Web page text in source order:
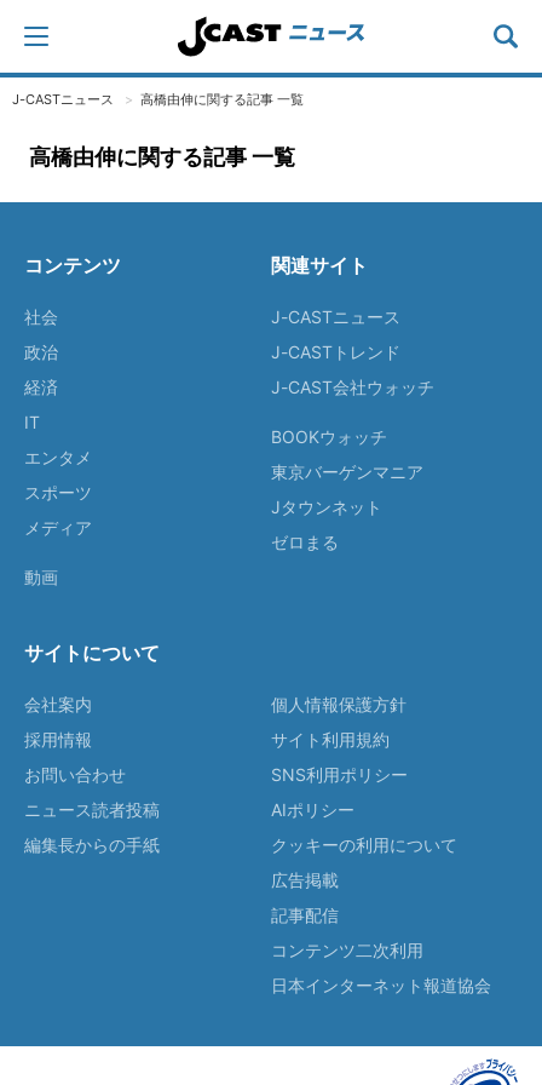
J-CASTニュース 高橋由伸に関する記事 一覧
高橋由伸に関する記事 一覧
コンテンツ
社会
政治
経済
IT
エンタメ
スポーツ
メディア
動画
関連サイト
J-CASTニュース
J-CASTトレンド
J-CAST会社ウォッチ
BOOKウォッチ
東京バーゲンマニア
Jタウンネット
ゼロまる
サイトについて
会社案内
採用情報
お問い合わせ
ニュース読者投稿
編集長からの手紙
個人情報保護方針
サイト利用規約
SNS利用ポリシー
AIポリシー
クッキーの利用について
広告掲載
記事配信
コンテンツ二次利用
日本インターネット報道協会